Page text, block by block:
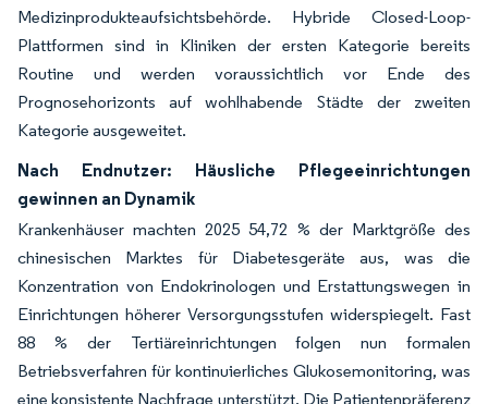
Medizinprodukteaufsichtsbehörde. Hybride Closed-Loop-
Plattformen sind in Kliniken der ersten Kategorie bereits
Routine und werden voraussichtlich vor Ende des
Prognosehorizonts auf wohlhabende Städte der zweiten
Kategorie ausgeweitet.
Nach Endnutzer: Häusliche Pflegeeinrichtungen
gewinnen an Dynamik
Krankenhäuser machten 2025 54,72 % der Marktgröße des
chinesischen Marktes für Diabetesgeräte aus, was die
Konzentration von Endokrinologen und Erstattungswegen in
Einrichtungen höherer Versorgungsstufen widerspiegelt. Fast
88 % der Tertiäreinrichtungen folgen nun formalen
Betriebsverfahren für kontinuierliches Glukosemonitoring, was
eine konsistente Nachfrage unterstützt. Die Patientenpräferenz